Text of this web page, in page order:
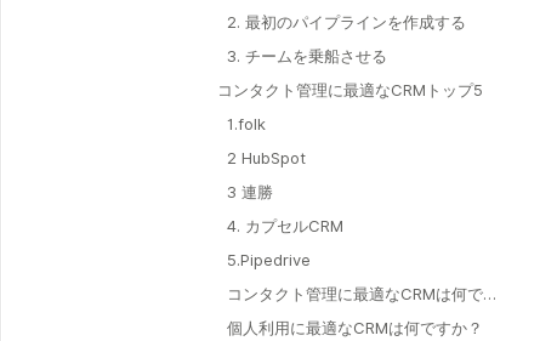
2. 最初のパイプラインを作成する
3. チームを乗船させる
コンタクト管理に最適なCRMトップ5
1.folk
2 HubSpot
3 連勝
4. カプセルCRM
5.Pipedrive
コンタクト管理に最適なCRMは何です
か？
個人利用に最適なCRMは何ですか？